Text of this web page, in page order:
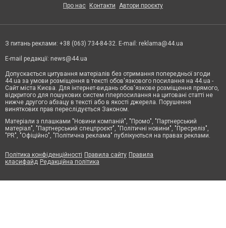
Про нас Контакти Автори проєкту
З питань реклами: +38 (063) 734-84-32. E-mail: reklama@44.ua
E-mail редакції: news@44.ua
Допускається цитування матеріалів без отримання попередньої згоди
44.ua за умови розміщення в тексті обов'язкового посилання на 44.ua -
Сайт міста Києва. Для інтернет-видань обов'язкове розміщення прямого,
відкритого для пошукових систем гіперпосилання на цитовані статті не
нижче другого абзацу в тексті або в якості джерела. Порушення
виняткових прав переслідується Законом.
Матеріали з плашками "Новини компаній", "Промо", "Партнерський
матеріал", "Партнерський спецпроєкт", "Політичні новини", "Пресреліз",
"PR", "Офіційно", "Політична реклама" публікуються на правах реклами.
Політика конфіденційності Правила сайту Правила
класифайд Редакційна політика